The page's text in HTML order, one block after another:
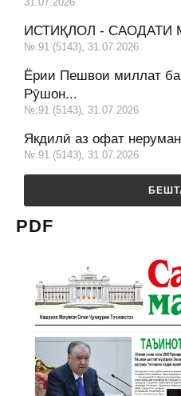
ИСТИҚЛОЛ - САОДАТИ
№:91 (5143), 31.07.2026
Ёрии Пешвои миллат ба
Рӯшон...
№:91 (5143), 31.07.2026
Якдилӣ аз офат
№:91 (5143), 31.07.2026
PDF